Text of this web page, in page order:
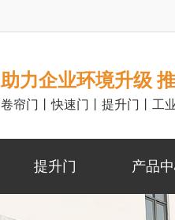
助力企业环境升级
卷帘门丨快速门丨提升门丨工
提升门 产品